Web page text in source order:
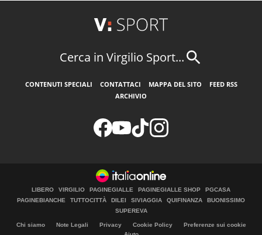
Cerca in Virgilio Sport...
CONTENUTI SPECIALI CONTATTACI MAPPA DEL SITO
FEED RSS
ARCHIVIO
LIBERO VIRGILIO PAGINEGIALLE PAGINEGIALLE SHOP
PGCASA
PAGINEBIANCHE
TUTTOCITTÀ DILEI SIVIAGGIA QUIFINANZA
BUONISSIMO
SUPEREVA
Chi siamo Note Legali Privacy Cookie Policy
Preferenze sui cookie